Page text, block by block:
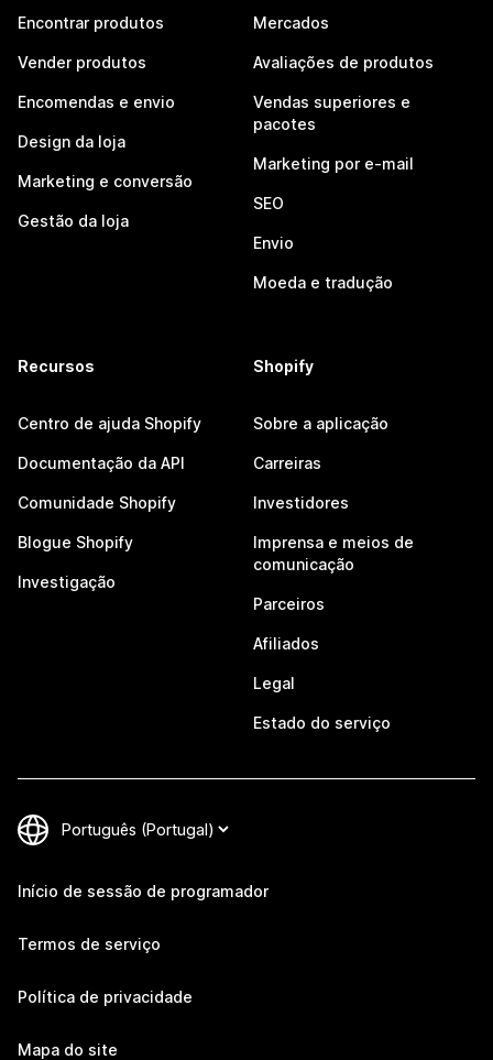
Encontrar produtos
Vender produtos
Encomendas e envio
Design da loja
Marketing e conversão
Gestão da loja
Mercados
Avaliações de produtos
Vendas superiores e
pacotes
Marketing por e-mail
SEO
Envio
Moeda e tradução
Recursos
Centro de ajuda Shopify
Documentação da API
Comunidade Shopify
Blogue Shopify
Investigação
Shopify
Sobre a aplicação
Carreiras
Investidores
Imprensa e meios de
comunicação
Parceiros
Afiliados
Legal
Estado do serviço
Início de sessão de programador
Termos de serviço
Política de privacidade
Mapa do site